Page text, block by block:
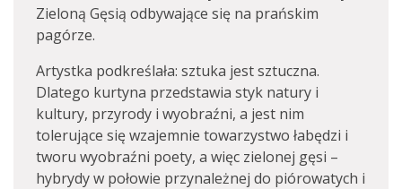
Zieloną Gęsią odbywające się na prańskim
pagórze.
Artystka podkreślała: sztuka jest sztuczna.
Dlatego kurtyna przedstawia styk natury i
kultury, przyrody i wyobraźni, a jest nim
tolerujące się wzajemnie towarzystwo łabędzi i
tworu wyobraźni poety, a więc zielonej gęsi –
hybrydy w połowie przynależnej do piórowatych i